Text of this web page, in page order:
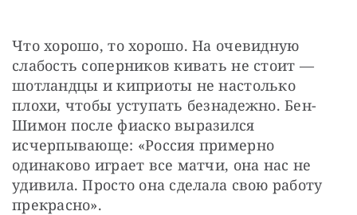
Что хорошо, то хорошо. На очевидную
слабость соперников кивать не стоит —
шотландцы и киприоты не настолько
плохи, чтобы уступать безнадежно. Бен-
Шимон после фиаско выразился
исчерпывающе: «Россия примерно
одинаково играет все матчи, она нас не
удивила. Просто она сделала свою работу
прекрасно».